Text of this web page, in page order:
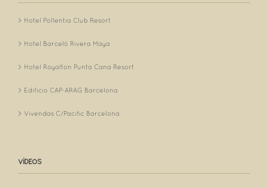
Hotel Pollentia Club Resort
Hotel Barceló Rivera Maya
Hotel Royalton Punta Cana Resort
Edificio CAP-ARAG Barcelona
Vivendas C/Pacific Barcelona
VÍDEOS